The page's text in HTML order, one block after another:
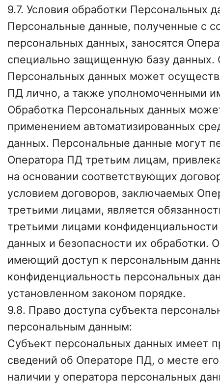
9.7. Условия обработки Персональных
Персональные данные, полученные с
персональных данных, заносятся
специально защищенную базу данных.
Персональных данных может
ПД лично, а также уполномоченными
Обработка Персональных данных
применением автоматизированных
данных. Персональные данные могут
Оператора ПД третьим лицам,
на основании соответствующих
условием договоров, заключаемых
третьими лицами, является
третьими лицами
данных и безопасности их обработки.
имеющий доступ к персональным
конфиденциальность персональных
установленном законом порядке.
9.8. Право доступа субъекта
персональным данным:
Субъект персональных данных имеет
сведений об Операторе ПД, о месте
наличии у оператора персональных